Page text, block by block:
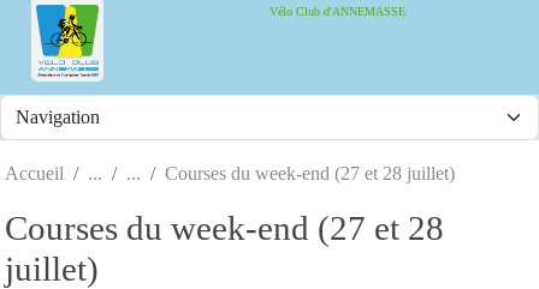
Vélo Club d'ANNEMASSE
Accueil Courses du week-end (27 et 28 juillet)
Courses du week-end (27 et 28
juillet)
Panneau de gestion des cookies